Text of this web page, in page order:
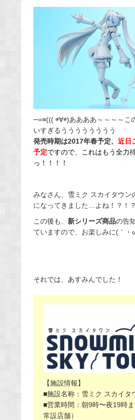
─=≡((( ◉∀◉)ああああ～～～～こ
いすぎるうううううううう
発売時期は2017年春予定、 近日
予定ですので、これはもう全力
っ！！！！
みなさん、雪ミク スカイタウン
になってきました…よね！？！？
この後も、 新シリーズ商品の告
ていますので、お楽しみに(｀・
それでは、あすみんでした！
【施設情報】
■施設名称：雪ミク スカイタ
■営業時間：朝9時〜夜19時
常設店舗）